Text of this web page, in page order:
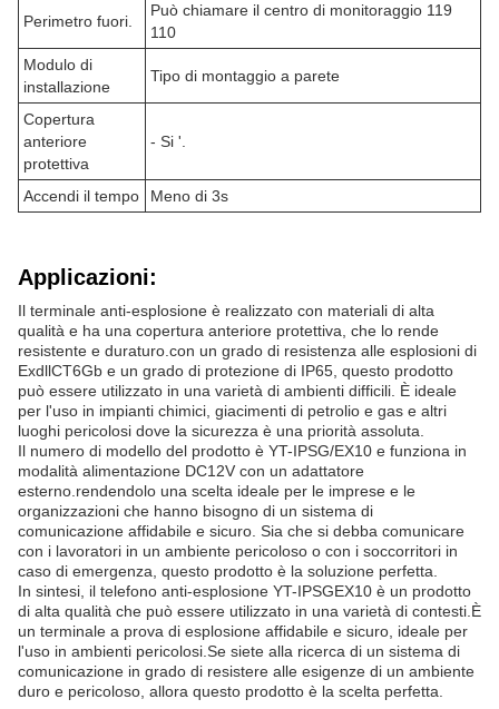
Perimetro fuori.
Può chiamare il centro di monitoraggio 119
110
Modulo di
installazione
Tipo di montaggio a parete
Copertura
anteriore
protettiva
- Si '.
Accendi il tempo Meno di 3s
Applicazioni:
Il terminale anti-esplosione è realizzato con materiali di alta
qualità e ha una copertura anteriore protettiva, che lo rende
resistente e duraturo.con un grado di resistenza alle esplosioni di
ExdllCT6Gb e un grado di protezione di IP65, questo prodotto
può essere utilizzato in una varietà di ambienti difficili. È ideale
per l'uso in impianti chimici, giacimenti di petrolio e gas e altri
luoghi pericolosi dove la sicurezza è una priorità assoluta.
Il numero di modello del prodotto è YT-IPSG/EX10 e funziona in
modalità alimentazione DC12V con un adattatore
esterno.rendendolo una scelta ideale per le imprese e le
organizzazioni che hanno bisogno di un sistema di
comunicazione affidabile e sicuro. Sia che si debba comunicare
con i lavoratori in un ambiente pericoloso o con i soccorritori in
caso di emergenza, questo prodotto è la soluzione perfetta.
In sintesi, il telefono anti-esplosione YT-IPSGEX10 è un prodotto
di alta qualità che può essere utilizzato in una varietà di contesti.È
un terminale a prova di esplosione affidabile e sicuro, ideale per
l'uso in ambienti pericolosi.Se siete alla ricerca di un sistema di
comunicazione in grado di resistere alle esigenze di un ambiente
duro e pericoloso, allora questo prodotto è la scelta perfetta.